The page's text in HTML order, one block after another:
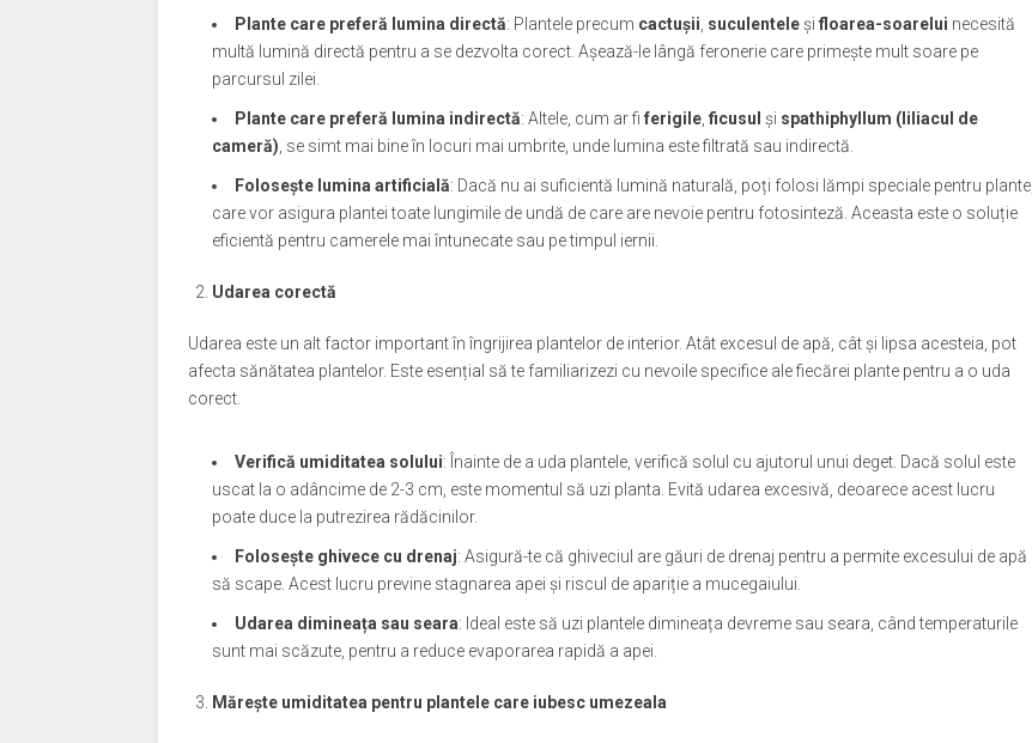
Plante care preferă lumina directă: Plantele precum cactușii suculenteleși floarea-soarelui necesită
multă lumină directă pentru a se dezvolta corect. Așează-le lângă feronerie care primește mult soare pe
parcursul zilei.
Plante care preferă lumina indirectă: Altele, cum ar fi ferigile ficusul și spathiphyllum (liliacul de
cameră) , se simt mai bine în locuri mai umbrite, unde lumina este filtrată sau indirectă.
Folosește lumina artificială: Dacă nu ai suficientă lumină naturală, poți folosi lămpi speciale pentru plante,
care vor asigura plantei toate lungimile de undă de care are nevoie pentru fotosinteză. Aceasta este o soluție
eficientă pentru camerele mai întunecate sau pe timpul iernii.
Udarea corectă
Udarea este un alt factor important în îngrijirea plantelor de interior. Atât excesul de apă, cât și lipsa acesteia, pot
afecta sănătatea plantelor. Este esențial să te familiarizezi cu nevoile specifice ale fiecărei plante pentru a o uda
corect.
Verifică umiditatea solului: Înainte de a uda plantele, verifică solul cu ajutorul unui deget. Dacă solul este
uscat la o adâncime de 2-3 cm, este momentul să uzi planta. Evită udarea excesivă, deoarece acest lucru
poate duce la putrezirea rădăcinilor.
Folosește ghivece cu drenaj: Asigură-te că ghiveciul are găuri de drenaj pentru a permite excesului de apă
să scape. Acest lucru previne stagnarea apei și riscul de apariție a mucegaiului.
Udarea dimineața sau seara: Ideal este să uzi plantele dimineața devreme sau seara, când temperaturile
sunt mai scăzute, pentru a reduce evaporarea rapidă a apei.
Mărește umiditatea pentru plantele care iubesc umezeala